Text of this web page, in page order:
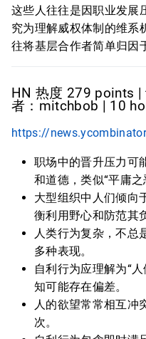
这些人往往是因职业发展
究为理解威权体制的维系
往将基层合作者简单归因
HN 热度 279 points
者：mitchbob | 10
https://
职场中的晋升压力可
和道德，类似“平庸之
大型组织中人们倾向
衡利用野心和防范其
人类行为复杂，不总
多种表现。
自利行为应理解为“
知可能存在偏差。
人的欲望常常相互冲
次。